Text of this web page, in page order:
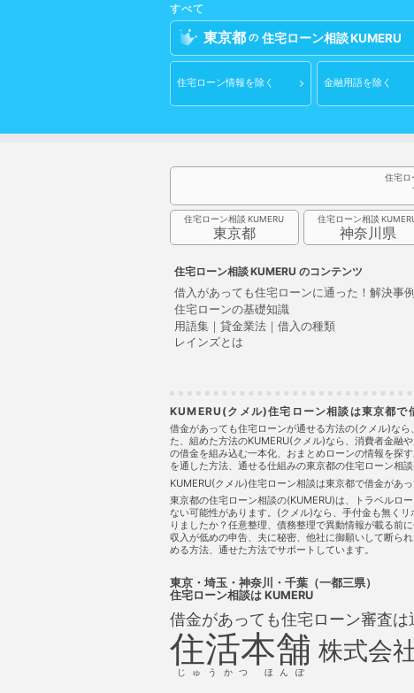
すべて
東京都 の 住宅ローン相談
住宅ローン情報を除く 金融用語を除く
住宅ロ
住宅ローン相談
東京都
住宅ローン相談
神奈川県
住宅ローン相談
のコンテンツ
借入があっても住宅ローンに通った！解決事例
住宅ローンの基礎知識
用語集｜貸金業法｜借入の種類
レインズとは
KUMERU(クメル)住宅ローン相談は東京都で
借金があっても住宅ローンが通せる方法の(クメル)な
た、組めた方法のKUMERU(クメル)なら、消費者金融
の借金を組み込む一本化、おまとめローンの情報を探
を通した方法、通せる仕組みの東京都の住宅ローン相
KUMERU(クメル)住宅ローン相談は東京都で借金があ
東京都の住宅ローン相談の(KUMERU)は、トラベルロ
ない可能性があります。(クメル)なら、手付金も無く
りましたか？任意整理、債務整理で異動情報が載る前
収入が低めの申告、夫に秘密、他社に御願いして断ら
める方法、通せた方法でサポートしています。
東京・埼玉・神奈川・千葉（一都三県）
住宅ローン相談は KUMERU
借金があっても住宅ローン審査は
住活本舗
じゅうかつ ほんぽ
株式会